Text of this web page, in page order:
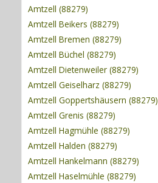
Amtzell (88279)
Amtzell Beikers (88279)
Amtzell Bremen (88279)
Amtzell Büchel (88279)
Amtzell Dietenweiler (88279)
Amtzell Geiselharz (88279)
Amtzell Goppertshäusern (88279)
Amtzell Grenis (88279)
Amtzell Hagmühle (88279)
Amtzell Halden (88279)
Amtzell Hankelmann (88279)
Amtzell Haselmühle (88279)